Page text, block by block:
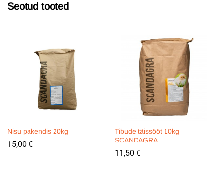
Seotud tooted
Nisu pakendis 20kg
15,00 €
Tibude täissööt 10kg
SCANDAGRA
11,50 €